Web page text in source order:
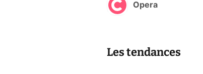
Opera
Les tendances